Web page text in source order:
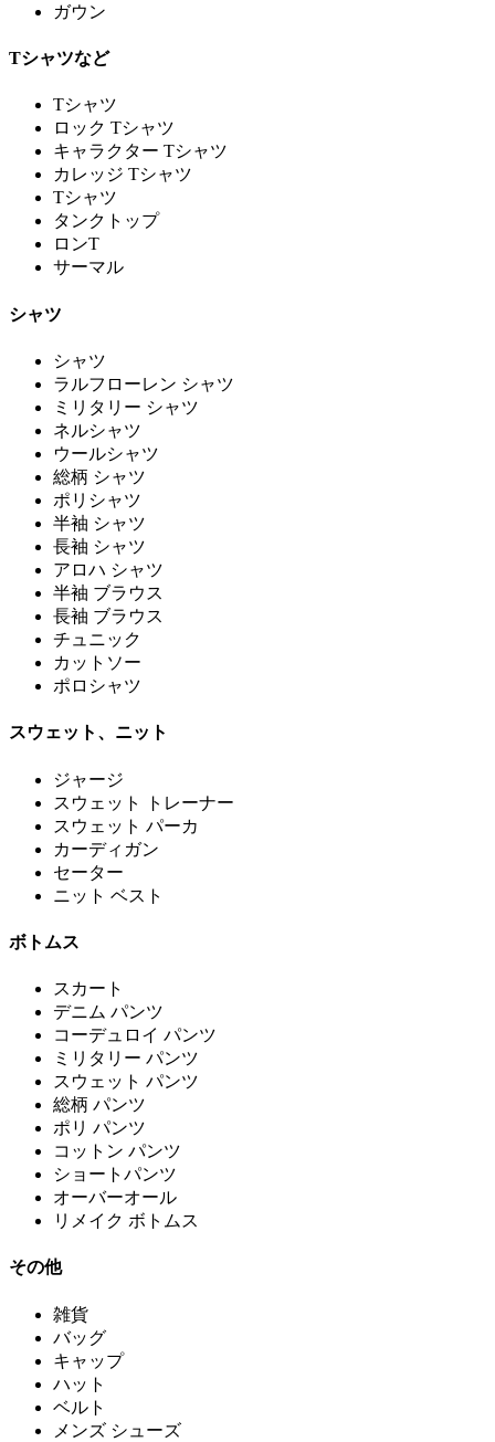
ガウン
Tシャツなど
Tシャツ
ロック Tシャツ
キャラクター Tシャツ
カレッジ Tシャツ
Tシャツ
タンクトップ
ロンT
サーマル
シャツ
シャツ
ラルフローレン シャツ
ミリタリー シャツ
ネルシャツ
ウールシャツ
総柄 シャツ
ポリシャツ
半袖 シャツ
長袖 シャツ
アロハ シャツ
半袖 ブラウス
長袖 ブラウス
チュニック
カットソー
ポロシャツ
スウェット、ニット
ジャージ
スウェット トレーナー
スウェット パーカ
カーディガン
セーター
ニット ベスト
ボトムス
スカート
デニム パンツ
コーデュロイ パンツ
ミリタリー パンツ
スウェット パンツ
総柄 パンツ
ポリ パンツ
コットン パンツ
ショートパンツ
オーバーオール
リメイク ボトムス
その他
雑貨
バッグ
キャップ
ハット
ベルト
メンズ シューズ